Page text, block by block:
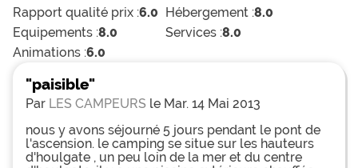
Rapport qualité prix :6.0 Hébergement :8.0
Equipements :8.0 Services :8.0
Animations :6.0
"paisible"
Par LES CAMPEURS le Mar. 14 Mai 2013
nous y avons séjourné 5 jours pendant le pont de
l'ascension. le camping se situe sur les hauteurs
d'houlgate , un peu loin de la mer et du centre